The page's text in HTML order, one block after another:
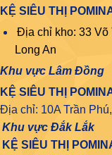
KỆ SIÊU THỊ
Địa chỉ kho: 33 Võ
Long An
Khu vực Lâm Đồng
KỆ SIÊU THỊ
Địa chỉ: 10A Trần
Khu vực Đắk Lắk
KỆ SIÊU THỊ